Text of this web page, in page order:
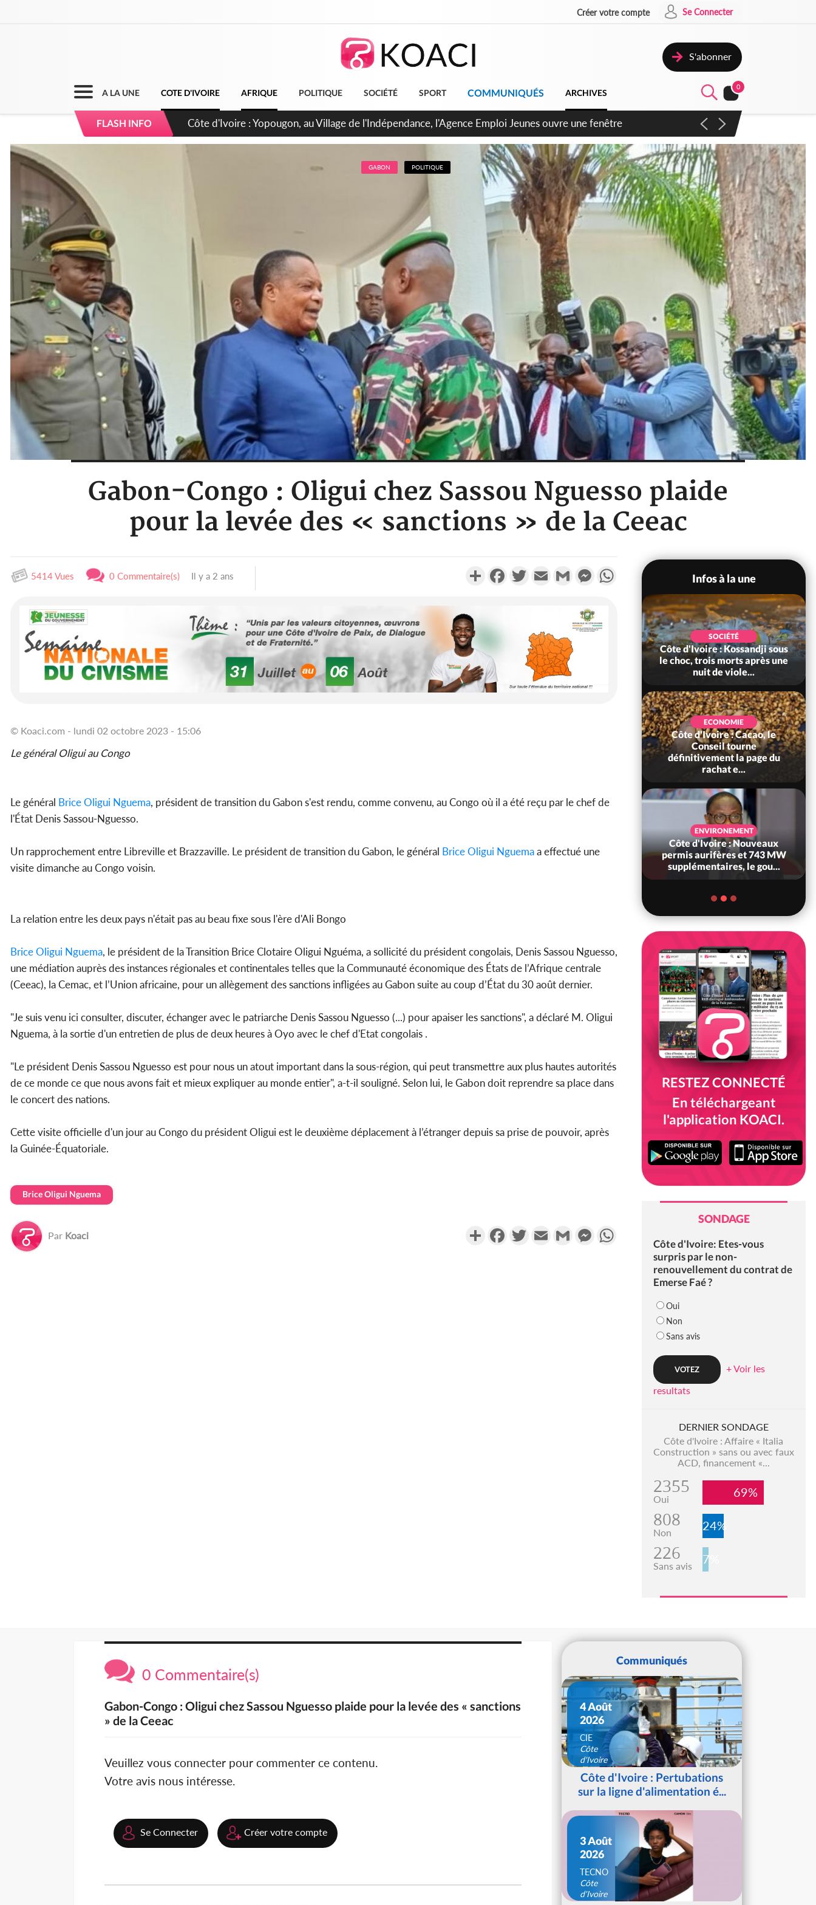
Créer votre compte Se Connecter
S'abonner
A LA UNE COTE D'IVOIRE AFRIQUE POLITIQUE SOCIÉTÉ SPORT COMMUNIQUÉS ARCHIVES
0
FLASH INFO
Côte d'Ivoire : CHU de Treichville, après la fronde, les agents contractuels obtiennent un accord avec la
direction sur les arriérés du SMIG 2023
GABON POLITIQUE
Gabon-Congo : Oligui chez Sassou Nguesso plaide
pour la levée des « sanctions » de la Ceeac
5414 Vues 0 Commentaire(s) Il y a 2 ans PartagerFacebookTwitterEmail Gmail MessengerWhatsApp
© Koaci.com - lundi 02 octobre 2023 - 15:06
Le général Oligui au Congo
Le général Brice Oligui Nguema, président de transition du Gabon s'est rendu, comme convenu, au Congo où il a été reçu par le chef de
l'État Denis Sassou-Nguesso.
Un rapprochement entre Libreville et Brazzaville. Le président de transition du Gabon, le général Brice Oligui Nguemaa effectué une
visite dimanche au Congo voisin.
La relation entre les deux pays n'était pas au beau fixe sous l'ère d'Ali Bongo
Brice Oligui Nguema, le président de la Transition Brice Clotaire Oligui Nguéma, a sollicité du président congolais, Denis Sassou Nguesso,
une médiation auprès des instances régionales et continentales telles que la Communauté économique des États de l’Afrique centrale
(Ceeac), la Cemac, et l’Union africaine, pour un allègement des sanctions infligées au Gabon suite au coup d’État du 30 août dernier.
"Je suis venu ici consulter, discuter, échanger avec le patriarche Denis Sassou Nguesso (...) pour apaiser les sanctions", a déclaré M. Oligui
Nguema, à la sortie d'un entretien de plus de deux heures à Oyo avec le chef d'Etat congolais .
"Le président Denis Sassou Nguesso est pour nous un atout important dans la sous-région, qui peut transmettre aux plus hautes autorités
de ce monde ce que nous avons fait et mieux expliquer au monde entier", a-t-il souligné. Selon lui, le Gabon doit reprendre sa place dans
le concert des nations.
Cette visite officielle d'un jour au Congo du président Oligui est le deuxième déplacement à l’étranger depuis sa prise de pouvoir, après
la Guinée-Équatoriale.
Brice Oligui Nguema
Par Koaci PartagerFacebookTwitterEmail Gmail Messenger
Infos à la une
POLITIQUE
Côte d'Ivoire : Indépendance
2026, Yopougon coeur
battant de la célébration...
sanitaire, le gouvernement
SOCIÉTÉ
Côte d'Ivoire : Kossandji sous
le choc, trois morts après une
nuit de viole...
ECONOMIE
Côte d'Ivoire : Cacao, le
Conseil tourne
définitivement la page du
rachat e...
ENVIRONEMENT
Côte d'Ivoire : Nouveaux
permis aurifères et 743 MW
supplémentaires, le gou...
RESTEZ CONNECTÉ
En téléchargeant
l'application KOACI.
SONDAGE
Côte d'Ivoire: Etes-vous
surpris par le non-
renouvellement du contrat de
Emerse Faé ?
Oui
Non
Sans avis
+ Voir les
resultats
DERNIER SONDAGE
Côte d'Ivoire : Affaire « Italia
Construction » sans ou avec faux
ACD, financement «...
2355
Oui 69%
808
Non 24%
226
Sans avis 7%
0 Commentaire(s)
Gabon-Congo : Oligui chez Sassou Nguesso plaide pour la levée des « sanctions
» de la Ceeac
Veuillez vous connecter pour commenter ce contenu.
Votre avis nous intéresse.
Se Connecter Créer votre compte
Communiqués
4 Août
2026
CIE
Côte
d'Ivoire
Côte d'Ivoire : Pertubations
sur la ligne d'alimentation é...
3 Août
2026
TECNO
Côte
d'Ivoire